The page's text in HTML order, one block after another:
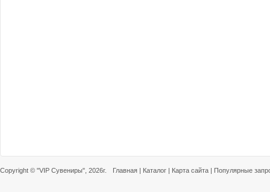
Copyright © "VIP Сувениры" , 2026г. Главная | Каталог | Карта сайта | Популярные